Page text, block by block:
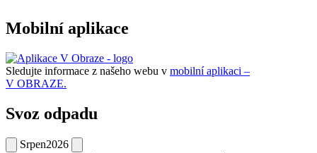
Mobilní aplikace
Sledujte informace z našeho webu v mobilní aplikaci –
V OBRAZE.
Svoz odpadu
Srpen2026